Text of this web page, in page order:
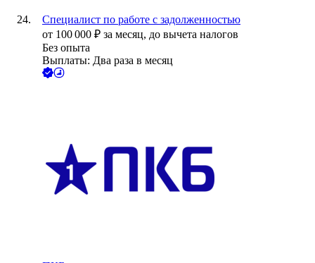
Специалист по работе с задолженностью
от 100 000 ₽ за месяц, до вычета налогов
Без опыта
Выплаты: Два раза в месяц